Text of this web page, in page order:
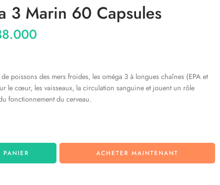
3 Marin 60 Capsules
poissons des mers froides, les oméga 3 à longues chaînes (EPA et
le cœur, les vaisseaux, la circulation sanguine et jouent un rôle
fonctionnement du cerveau.
PANIER ACHETER MAINTENANT